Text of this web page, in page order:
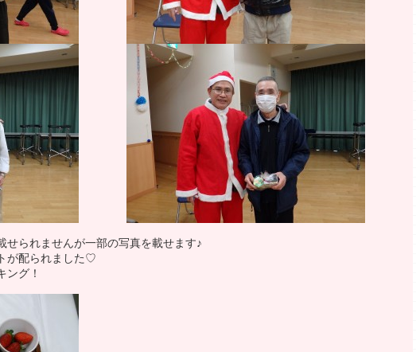
せられませんが一部の写真を載せます♪
が配られました♡
ング！